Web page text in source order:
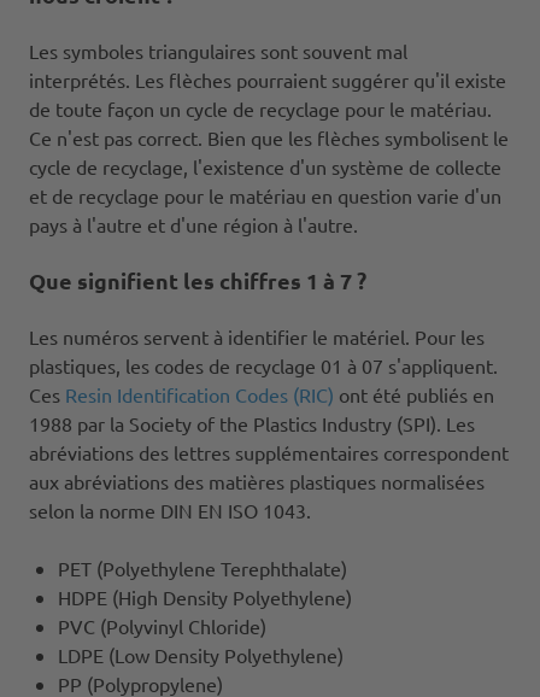
Les symboles triangulaires sont souvent mal
interprétés. Les flèches pourraient suggérer qu'il existe
de toute façon un cycle de recyclage pour le matériau.
Ce n'est pas correct. Bien que les flèches symbolisent le
cycle de recyclage, l'existence d'un système de collecte
et de recyclage pour le matériau en question varie d'un
pays à l'autre et d'une région à l'autre.
Que signifient les chiffres 1 à 7 ?
Les numéros servent à identifier le matériel. Pour les
plastiques, les codes de recyclage 01 à 07 s'appliquent.
Ces Resin Identification Codes (RIC) ont été publiés en
1988 par la Society of the Plastics Industry (SPI). Les
abréviations des lettres supplémentaires correspondent
aux abréviations des matières plastiques normalisées
selon la norme DIN EN ISO 1043.
PET (Polyethylene Terephthalate)
HDPE (High Density Polyethylene)
PVC (Polyvinyl Chloride)
LDPE (Low Density Polyethylene)
PP (Polypropylene)